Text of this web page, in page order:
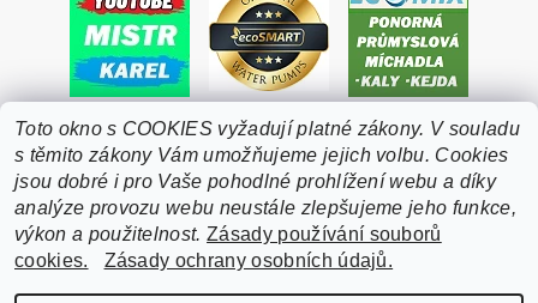
Toto okno s COOKIES vyžadují platné zákony. V souladu
s těmito zákony Vám umožňujeme jejich volbu. Cookies
jsou dobré i pro Vaše pohodlné prohlížení webu a díky
analýze provozu webu neustále zlepšujeme jeho funkce,
výkon a použitelnost. Zásady používání souborů
cookies.
Zásady ochrany osobních údajů.